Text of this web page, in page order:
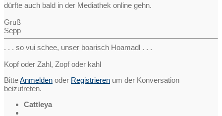
dürfte auch bald in der Mediathek online gehn.
Gruß
Sepp
. . . so vui schee, unser boarisch Hoamadl . . .
Kopf oder Zahl, Zopf oder kahl
BitteAnmelden oder Registrieren um der Konversation
beizutreten.
Cattleya